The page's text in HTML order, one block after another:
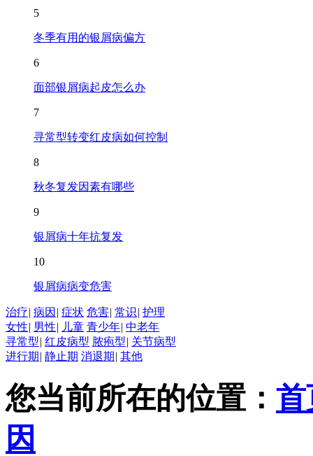
5
冬季有用的银屑病偏方
6
面部银屑病起皮怎么办
7
寻常型转变红皮病如何控制
8
秋冬复发因素有哪些
9
银屑病十年抗复发
10
银屑病病变危害
治疗| 病因 | 症状 危害| 常识| 护理
女性| 男性| 儿童 青少年| 中老年
寻常型| 红皮病型 脓疱型| 关节病型
进行期 | 静止期 消退期 | 其他
您当前所在的位置： 首
因